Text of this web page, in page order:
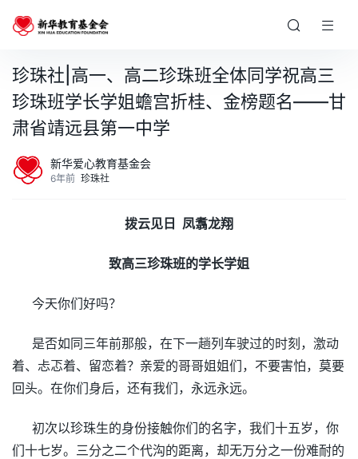
珍珠社|高一、高二珍珠班全体同学祝高三
珍珠班学长学姐蟾宫折桂、金榜题名——甘
肃省靖远县第一中学
新华爱心教育基金会
6年前 珍珠社
拨云见日 凤翥龙翔
致高三珍珠班的学长学姐
今天你们好吗？
是否如同三年前那般，在下一趟列车驶过的时刻，激动
着、忐忑着、留恋着？亲爱的哥哥姐姐们，不要害怕，莫要
回头。在你们身后，还有我们，永远永远。
初次以珍珠生的身份接触你们的名字，我们十五岁，你
们十七岁。三分之二个代沟的距离，却无万分之一份难耐的